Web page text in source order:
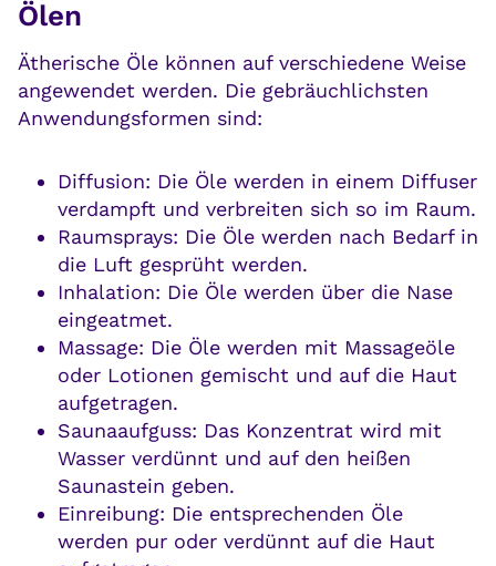
Ölen
Ätherische Öle können auf verschiedene Weise
angewendet werden. Die gebräuchlichsten
Anwendungsformen sind:
Diffusion: Die Öle werden in einem Diffuser
verdampft und verbreiten sich so im Raum.
Raumsprays: Die Öle werden nach Bedarf in
die Luft gesprüht werden.
Inhalation: Die Öle werden über die Nase
eingeatmet.
Massage: Die Öle werden mit Massageöle
oder Lotionen gemischt und auf die Haut
aufgetragen.
Saunaaufguss: Das Konzentrat wird mit
Wasser verdünnt und auf den heißen
Saunastein geben.
Einreibung: Die entsprechenden Öle
werden pur oder verdünnt auf die Haut